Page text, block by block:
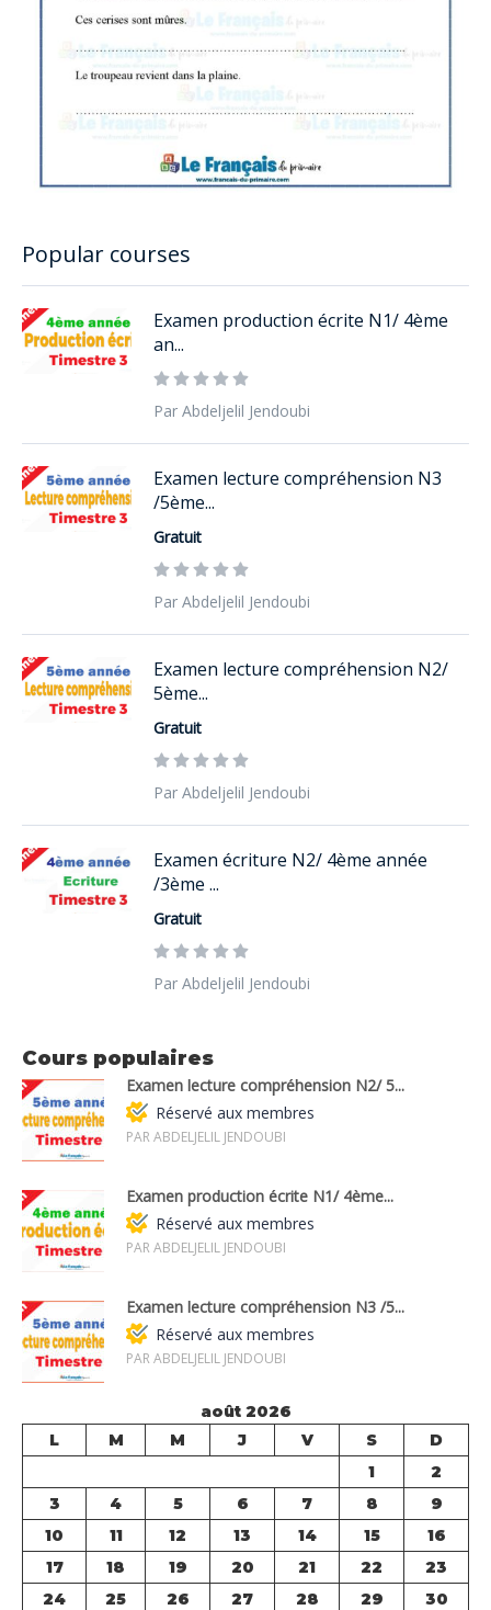
Popular courses
Examen production écrite N1/ 4ème
an...
Par Abdeljelil Jendoubi
Examen lecture compréhension N3
/5ème...
Gratuit
Par Abdeljelil Jendoubi
Examen lecture compréhension N2/
5ème...
Gratuit
Par Abdeljelil Jendoubi
Examen écriture N2/ 4ème année
/3ème ...
Gratuit
Par Abdeljelil Jendoubi
Cours populaires
Examen lecture compréhension N2/ 5...
Réservé aux membres
PAR ABDELJELIL JENDOUBI
Examen production écrite N1/ 4ème...
Réservé aux membres
PAR ABDELJELIL JENDOUBI
Examen lecture compréhension N3 /5...
Réservé aux membres
PAR ABDELJELIL JENDOUBI
août 2026
L
M M J V S
D
1
2
3
4 5 6 7 8
9
10
11 12 13 14 15
16
17
18 19 20 21 22
23
24
25 26 27 28 29
30